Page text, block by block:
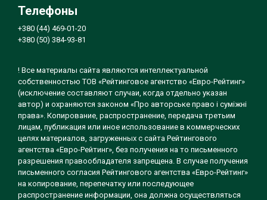
Телефоны
+380 (44) 469-01-20
+380 (50) 384-93-81
! Все материалы сайта являются интеллектуальной
собственностью ТОВ «Рейтинговое агентство «Евро-Рейтинг»
(исключение составляют случаи, когда отдельно указан
автор) и охраняются законом «Про авторське право і суміжні
права». Копирование, распространение, передача третьим
лицам, публикация или иное использование в коммерческих
целях материалов, загруженных с сайта Рейтингового
агентства «Евро-Рейтинг», без получения на то письменного
разрешения правообладателя запрещена. В случае получения
письменного согласия Рейтингового агентства «Евро-Рейтинг»
на копирование, перепечатку или последующее
распространение информации, она должна осуществляться